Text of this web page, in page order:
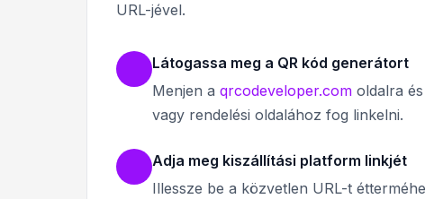
URL-jével.
Látogassa meg a QR kód generátort
Menjen a qrcodeveloper.com oldalra
vagy rendelési oldalához fog linkelni.
Adja meg kiszállítási platform linkjét
Illessze be a közvetlen URL-t